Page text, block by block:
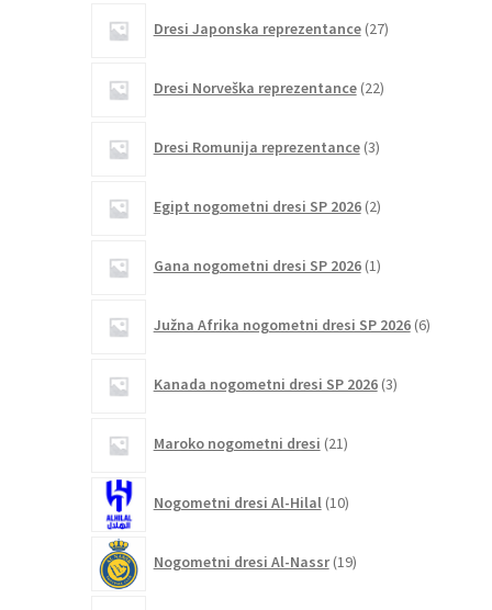
Dresi Japonska reprezentance 27izdelkov
Dresi Norveška reprezentance 22izdelkov
Dresi Romunija reprezentance 3izdelki
Egipt nogometni dresi SP 2026 2izdelka
Gana nogometni dresi SP 2026 1izdelek
Južna Afrika nogometni dresi SP 2026 6izdelkov
Kanada nogometni dresi SP 2026 3izdelki
Maroko nogometni dresi 21izdelkov
Nogometni dresi Al-Hilal 10izdelkov
Nogometni dresi Al-Nassr 19izdelkov